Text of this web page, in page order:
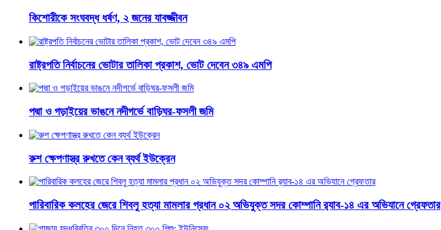
কিশোরীকে সংঘবদ্ধ ধর্ষণ, ২ জনের যাবজ্জীবন
রাষ্ট্রপতি নির্বাচনের ভোটার তালিকা প্রকাশ, ভোট দেবেন ৩৪৯ এমপি
পদ্মা ও গড়াইয়ের ভাঙনে নদীগর্ভে বাড়িঘর-ফসলী জমি
রুশ ক্ষেপণাস্ত্র রুখতে কেন ব্যর্থ ইউক্রেন
পারিবারিক কলহের জেরে শিবলু হত্যা মামলার প্রধান ০২ অভিযুক্ত সদর কোম্পানি র‌্যাব-১৪ এর অভিযানে গ্রেফতার